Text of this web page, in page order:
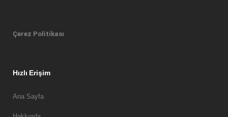
Çerez Politikası
Hızlı Erişim
Ana Sayfa